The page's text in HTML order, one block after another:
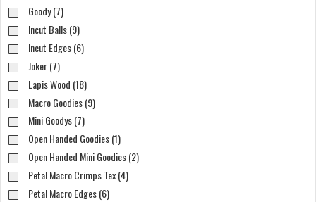
Goody (7)
Incut Balls (9)
Incut Edges (6)
Joker (7)
Lapis Wood (18)
Macro Goodies (9)
Mini Goodys (7)
Open Handed Goodies (1)
Open Handed Mini Goodies (2)
Petal Macro Crimps Tex (4)
Petal Macro Edges (6)